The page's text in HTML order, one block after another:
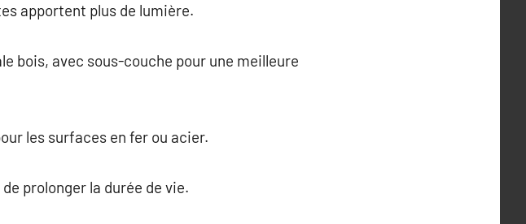
apportent plus de lumière.
bois, avec sous-couche pour une meilleure
les surfaces en fer ou acier.
prolonger la durée de vie.